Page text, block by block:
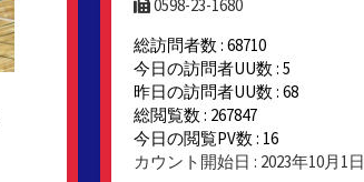
0598-23-1680
総訪問者数 : 68710
今日の訪問者UU数 : 5
昨日の訪問者UU数 : 68
総閲覧数 : 267847
今日の閲覧PV数 : 16
カウント開始日 : 2023年10月1日